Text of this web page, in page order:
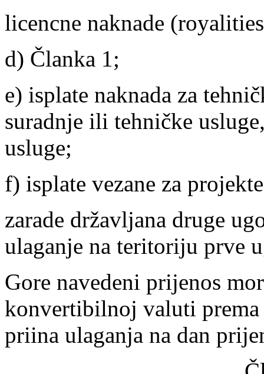
licencne naknade
d) Članka 1;
e) isplate naknada za
suradnje ili tehničke
usluge;
f) isplate vezane za
zarade državljana druge
ulaganje na teritoriju prve
Gore navedeni prijenos
konvertibilnoj valuti prema
priina ulaganja na dan